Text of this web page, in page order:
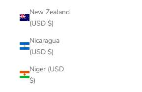
New Zealand
(USD $)
Nicaragua
(USD $)
Niger (USD
$)